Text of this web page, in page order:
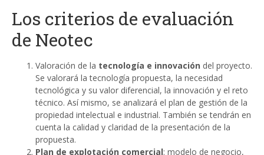
Los criterios de evaluación
de Neotec
Valoración de la tecnología e innovación del proyecto.
Se valorará la tecnología propuesta, la necesidad
tecnológica y su valor diferencial, la innovación y el reto
técnico. Así mismo, se analizará el plan de gestión de la
propiedad intelectual e industrial. También se tendrán en
cuenta la calidad y claridad de la presentación de la
propuesta.
Plan de explotación comercial: modelo de negocio,